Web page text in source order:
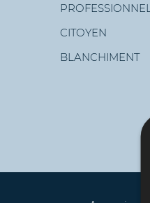
Menu
CITOYEN
BLANCHIMENT